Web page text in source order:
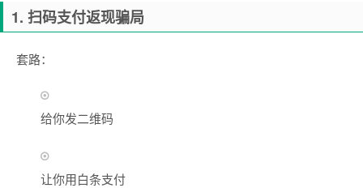
1. 扫码支付返现骗局
套路：
给你发二维码
让你用白条支付